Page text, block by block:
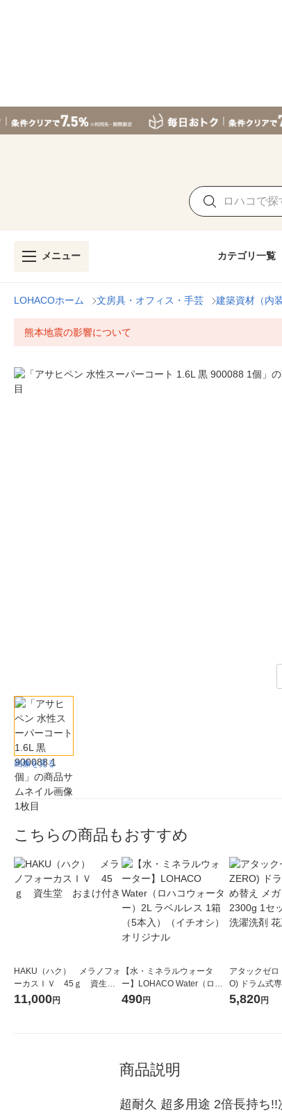
メニュー カテゴリ一覧
LOHACOホーム 文房具・オフィス・手芸 建築資材（内
熊本地震の影響について
画像を見る
こちらの商品もおすすめ
HAKU（ハク） メラノフォ
ーカスＩＶ 45ｇ 資生
堂 おまけ付き
11,000円
【水・ミネラルウォータ
ー】LOHACO Water（ロハ
コウォーター）2L ラベルレ
490円
アタックゼロ
O) ドラム式
ガジャンボ
5,820円
商品説明
超耐久 超多用途 2倍長持ち